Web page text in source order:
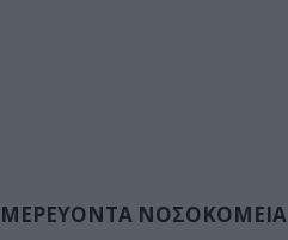
ΝΟΣΟΚΟΜΕΙΑ